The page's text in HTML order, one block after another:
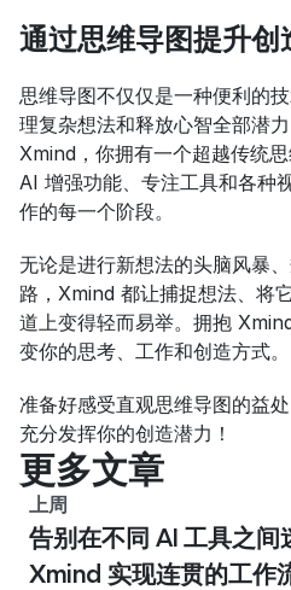
通过思维导图提升创
思维导图不仅仅是一种便利的
理复杂想法和释放心智全部潜
Xmind，你拥有一个超越传统
AI 增强功能、专注工具和各种
作的每一个阶段。
无论是进行新想法的头脑风暴
路，Xmind 都让捕捉想法、将
道上变得轻而易举。拥抱
变你的思考、工作和创造方式。
准备好感受直观思维导图的益处
充分发挥你的创造潜力！
更多文章
上周
告别在不同 AI 工具之间
Xmind 实现连贯的工作